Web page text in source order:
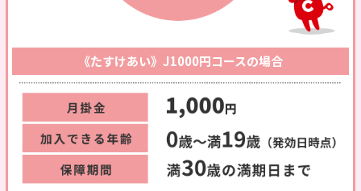
《たすけあい》J1000円コースの場合